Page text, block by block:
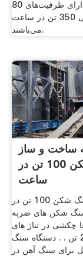
کوهی که دارای ظرفیت‌های 80
تن الی 350 تن در ساعت
می‌‌باشند.
ساخت و ساز
سنگ شکن 100 تن در
ساعت
کارخانه سنگ شکن 100 تن در
شکن های ضربه
چکشی در تناژ های
120 تا 200 تن . . دستگاه سنگ
برای سنگ آهن در